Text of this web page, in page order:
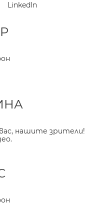
LinkedIn
нашите зрители!